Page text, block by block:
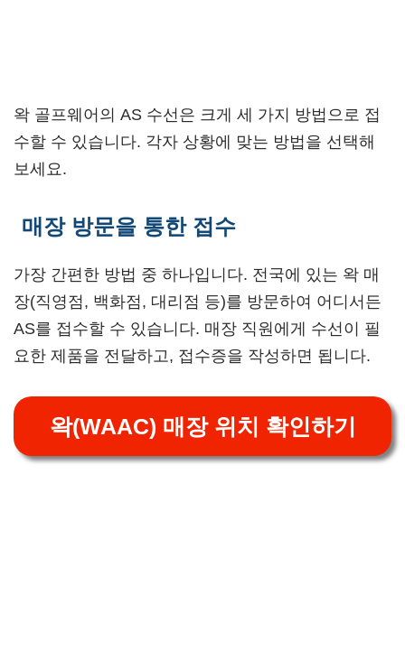
왁 골프웨어의 AS 수선은 크게 세 가지 방법으로 접
수할 수 있습니다. 각자 상황에 맞는 방법을 선택해
보세요.
매장 방문을 통한 접수
가장 간편한 방법 중 하나입니다. 전국에 있는 왁 매
장(직영점, 백화점, 대리점 등)를 방문하여 어디서든
AS를 접수할 수 있습니다. 매장 직원에게 수선이 필
요한 제품을 전달하고, 접수증을 작성하면 됩니다.
왁(WAAC) 매장 위치 확인하기